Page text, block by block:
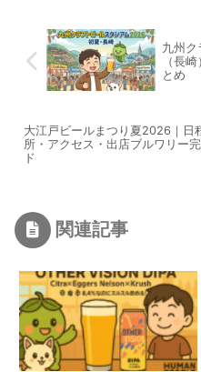
九州
（長
とめ
大江戸ビールまつり夏2026｜日
所・アクセス・出店ブルワリー
ド
関連記事